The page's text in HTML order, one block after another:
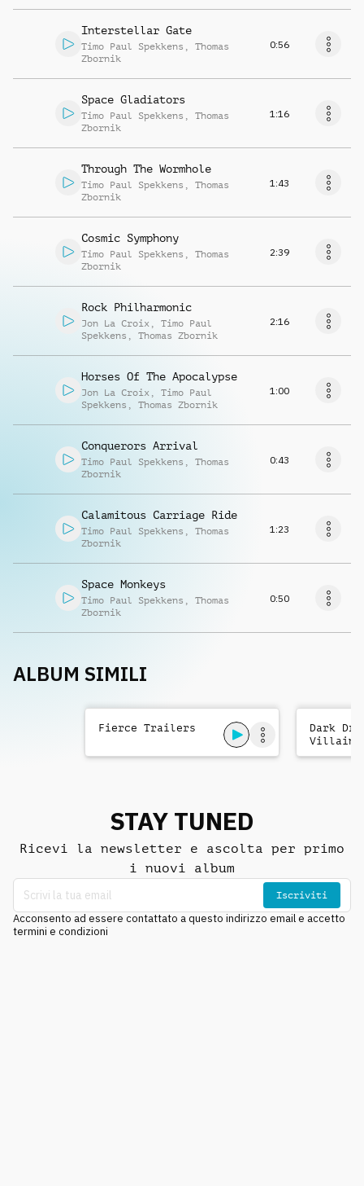
Interstellar Gate
Timo Paul Spekkens , Thomas
Zbornik
0:56
Space Gladiators
Timo Paul Spekkens , Thomas
Zbornik
1:16
Through The Wormhole
Timo Paul Spekkens , Thomas
Zbornik
1:43
Cosmic Symphony
Timo Paul Spekkens , Thomas
Zbornik
2:39
Rock Philharmonic
Jon La Croix , Timo Paul
Spekkens , Thomas Zbornik
2:16
Horses Of The Apocalypse
Jon La Croix , Timo Paul
Spekkens , Thomas Zbornik
1:00
Conquerors Arrival
Timo Paul Spekkens , Thomas
Zbornik
0:43
Calamitous Carriage Ride
Timo Paul Spekkens , Thomas
Zbornik
1:23
Space Monkeys
Timo Paul Spekkens , Thomas
Zbornik
0:50
ALBUM SIMILI
Fierce Trailers
Dark
Villains
STAY TUNED
Ricevi la newsletter e ascolta per primo
i nuovi album
Iscriviti
Acconsento ad essere contattato a questo indirizzo email e accetto
termini e condizioni